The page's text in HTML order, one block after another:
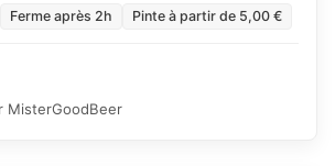
Ferme après 2h Pinte à partir de 5,00 €
MisterGoodBeer